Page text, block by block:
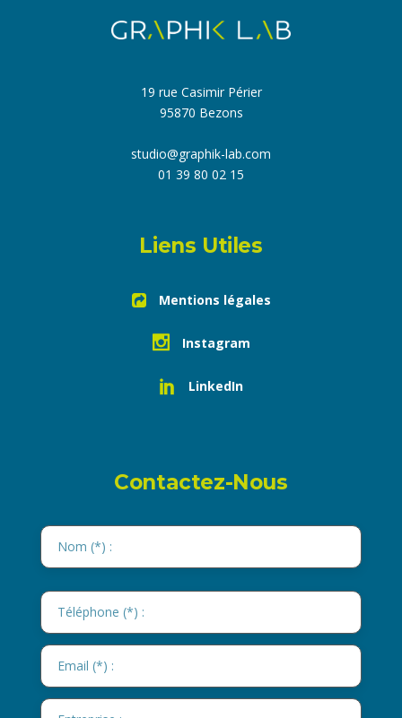
19 rue Casimir Périer
95870 Bezons
studio@graphik-lab.com
01 39 80 02 15
Liens Utiles
Mentions légales
Instagram
LinkedIn
Contactez-Nous